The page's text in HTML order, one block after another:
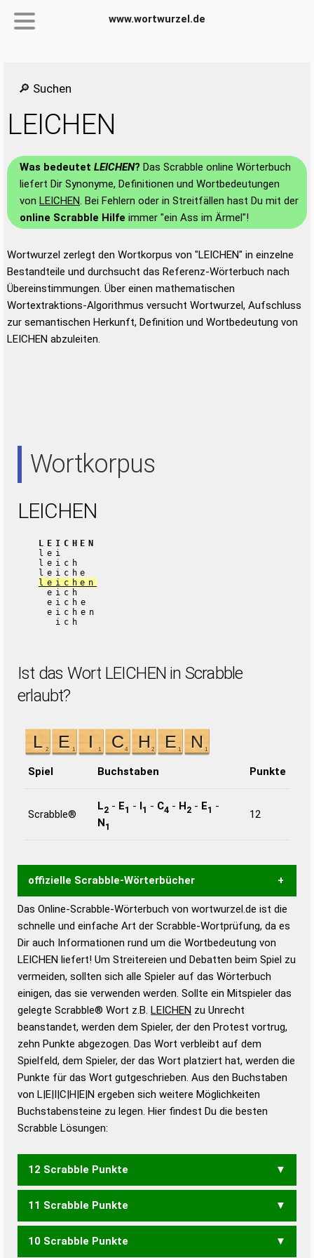
www.wortwurzel.de
🔎 Suchen
LEICHEN
Was bedeutet LEICHEN? Das Scrabble online Wörterbuch
liefert Dir Synonyme, Definitionen und Wortbedeutungen
von LEICHEN. Bei Fehlern oder in Streitfällen hast Du mit der
online Scrabble Hilfe immer "ein Ass im Ärmel"!
Wortwurzel zerlegt den Wortkorpus von "LEICHEN" in einzelne
Bestandteile und durchsucht das Referenz-Wörterbuch nach
Übereinstimmungen. Über einen mathematischen
Wortextraktions-Algorithmus versucht Wortwurzel, Aufschluss
zur semantischen Herkunft, Definition und Wortbedeutung von
LEICHEN abzuleiten.
Wortkorpus
LEICHEN
LEICHEN
lei
leich
leiche
leichen
eich
eiche
eichen
ich
Ist das Wort LEICHEN in Scrabble
erlaubt?
Spiel Buchstaben Punkte
Scrabble®
L2 - E1 - I1 - C4 - H2 - E1 -
N1
12
offizielle Scrabble-Wörterbücher
Wortwurzel liefert mit Hilfe eines semantischen
Wortanalyse-Algorithmus gute Anhaltspunkte zu
Wortbedeutung, Worttrennung und Wortform, um die
Gültigkeit eines Wortes für das Scrabble-Spiel zu
bestimmen!
zugelassene Turnier Scrabble-
Wörterbücher sind:
Duden – Standardwerk in 12 Bänden
Duden – Richtiges und gutes
Deutsch
Duden – Die deutsche Grammatik
Duden – Deutsches
Das Online-Scrabble-Wörterbuch von wortwurzel.de ist die
schnelle und einfache Art der Scrabble-Wortprüfung, da es
Dir auch Informationen rund um die Wortbedeutung von
LEICHEN liefert! Um Streitereien und Debatten beim Spiel zu
vermeiden, sollten sich alle Spieler auf das Wörterbuch
einigen, das sie verwenden werden. Sollte ein Mitspieler das
gelegte Scrabble® Wort z.B. LEICHEN zu Unrecht
beanstandet, werden dem Spieler, der den Protest vortrug,
zehn Punkte abgezogen. Das Wort verbleibt auf dem
Spielfeld, dem Spieler, der das Wort platziert hat, werden die
Punkte für das Wort gutgeschrieben. Aus den Buchstaben
von L|E|I|C|H|E|N ergeben sich weitere Möglichkeiten
Buchstabensteine zu legen. Hier findest Du die besten
Scrabble Lösungen:
12 Scrabble Punkte
CHILENE EICHELN
11 Scrabble Punkte
EICHEL ELCHEN ELCHIN
10 Scrabble Punkte